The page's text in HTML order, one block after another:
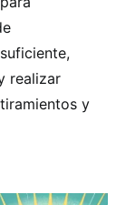
realizar
y